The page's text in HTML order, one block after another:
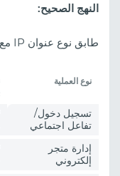
النهج الصحيح:
طابق نوع عنوان IP مع درجة حساسية العملية:
نوع العملية
تسجيل دخول/
تفاعل اجتماعي
إدارة متجر
إلكتروني